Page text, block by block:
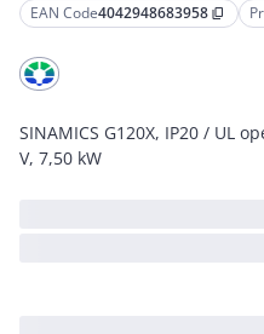
EAN Code4042948683958 content_copy
SINAMICS G120X, IP20 / UL
V, 7,50 kW